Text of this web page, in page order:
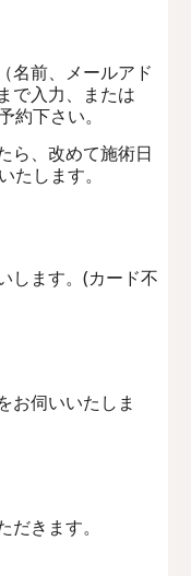
名前、メールアド
で入力、または
約下さい。
ら、改めて施術日
たします。
します。(カード不
お伺いいたしま
だきます。